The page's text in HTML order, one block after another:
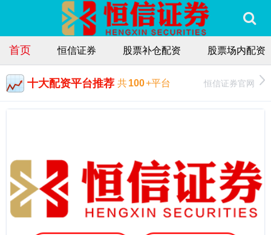
首页 恒信证券 股票补仓配资 股票场内配资
十大配资平台推荐 共100+平台 恒信证券官网